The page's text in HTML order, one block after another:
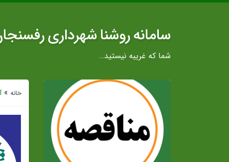
سامانه روشنا شهرداری
شما که غریبه نیستید…
خانه »